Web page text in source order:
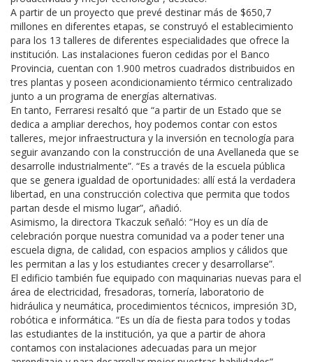
A partir de un proyecto que prevé destinar más de $650,7
millones en diferentes etapas, se construyó el establecimiento
para los 13 talleres de diferentes especialidades que ofrece la
institución. Las instalaciones fueron cedidas por el Banco
Provincia, cuentan con 1.900 metros cuadrados distribuidos en
tres plantas y poseen acondicionamiento térmico centralizado
junto a un programa de energías alternativas.
En tanto, Ferraresi resaltó que “a partir de un Estado que se
dedica a ampliar derechos, hoy podemos contar con estos
talleres, mejor infraestructura y la inversión en tecnología para
seguir avanzando con la construcción de una Avellaneda que se
desarrolle industrialmente”. “Es a través de la escuela pública
que se genera igualdad de oportunidades: allí está la verdadera
libertad, en una construcción colectiva que permita que todos
partan desde el mismo lugar”, añadió.
Asimismo, la directora Tkaczuk señaló: “Hoy es un día de
celebración porque nuestra comunidad va a poder tener una
escuela digna, de calidad, con espacios amplios y cálidos que
les permitan a las y los estudiantes crecer y desarrollarse”.
El edificio también fue equipado con maquinarias nuevas para el
área de electricidad, fresadoras, tornería, laboratorio de
hidráulica y neumática, procedimientos técnicos, impresión 3D,
robótica e informática. “Es un día de fiesta para todos y todas
las estudiantes de la institución, ya que a partir de ahora
contamos con instalaciones adecuadas para un mejor